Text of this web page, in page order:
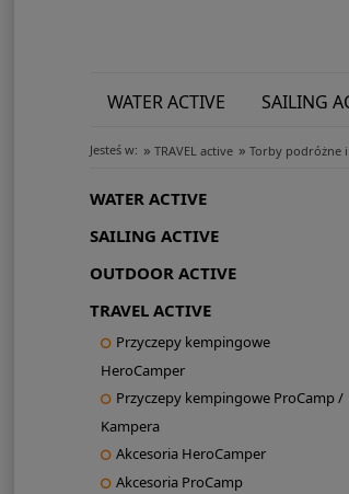
WATER ACTIVE SAILING
Jesteś w: » TRAVEL active » Torby podróżne
WATER ACTIVE
SAILING ACTIVE
OUTDOOR ACTIVE
TRAVEL ACTIVE
Przyczepy kempingowe
HeroCamper
Przyczepy kempingowe ProCamp /
Kampera
Akcesoria HeroCamper
Akcesoria ProCamp